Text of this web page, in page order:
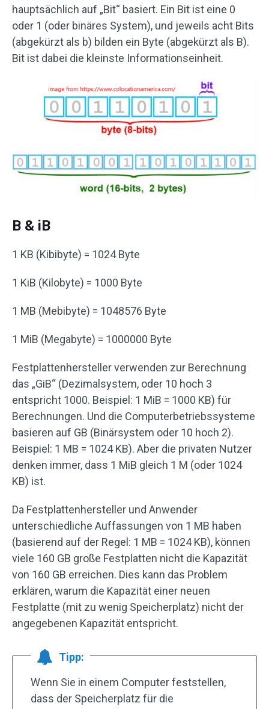
hauptsächlich auf „Bit“ basiert. Ein Bit ist eine 0
oder 1 (oder binäres System), und jeweils acht Bits
(abgekürzt als b) bilden ein Byte (abgekürzt als B).
Bit ist dabei die kleinste Informationseinheit.
B & iB
1 KB (Kibibyte) = 1024 Byte
1 KiB (Kilobyte) = 1000 Byte
1 MB (Mebibyte) = 1048576 Byte
1 MiB (Megabyte) = 1000000 Byte
Festplattenhersteller verwenden zur Berechnung
das „GiB“ (Dezimalsystem, oder 10 hoch 3
entspricht 1000. Beispiel: 1 MiB = 1000 KB) für
Berechnungen. Und die Computerbetriebssysteme
basieren auf GB (Binärsystem oder 10 hoch 2).
Beispiel: 1 MB = 1024 KB). Aber die privaten Nutzer
denken immer, dass 1 MiB gleich 1 M (oder 1024
KB) ist.
Da Festplattenhersteller und Anwender
unterschiedliche Auffassungen von 1 MB haben
(basierend auf der Regel: 1 MB = 1024 KB), können
viele 160 GB große Festplatten nicht die Kapazität
von 160 GB erreichen. Dies kann das Problem
erklären, warum die Kapazität einer neuen
Festplatte (mit zu wenig Speicherplatz) nicht der
angegebenen Kapazität entspricht.
Tipp:
Wenn Sie in einem Computer feststellen,
dass der Speicherplatz für die